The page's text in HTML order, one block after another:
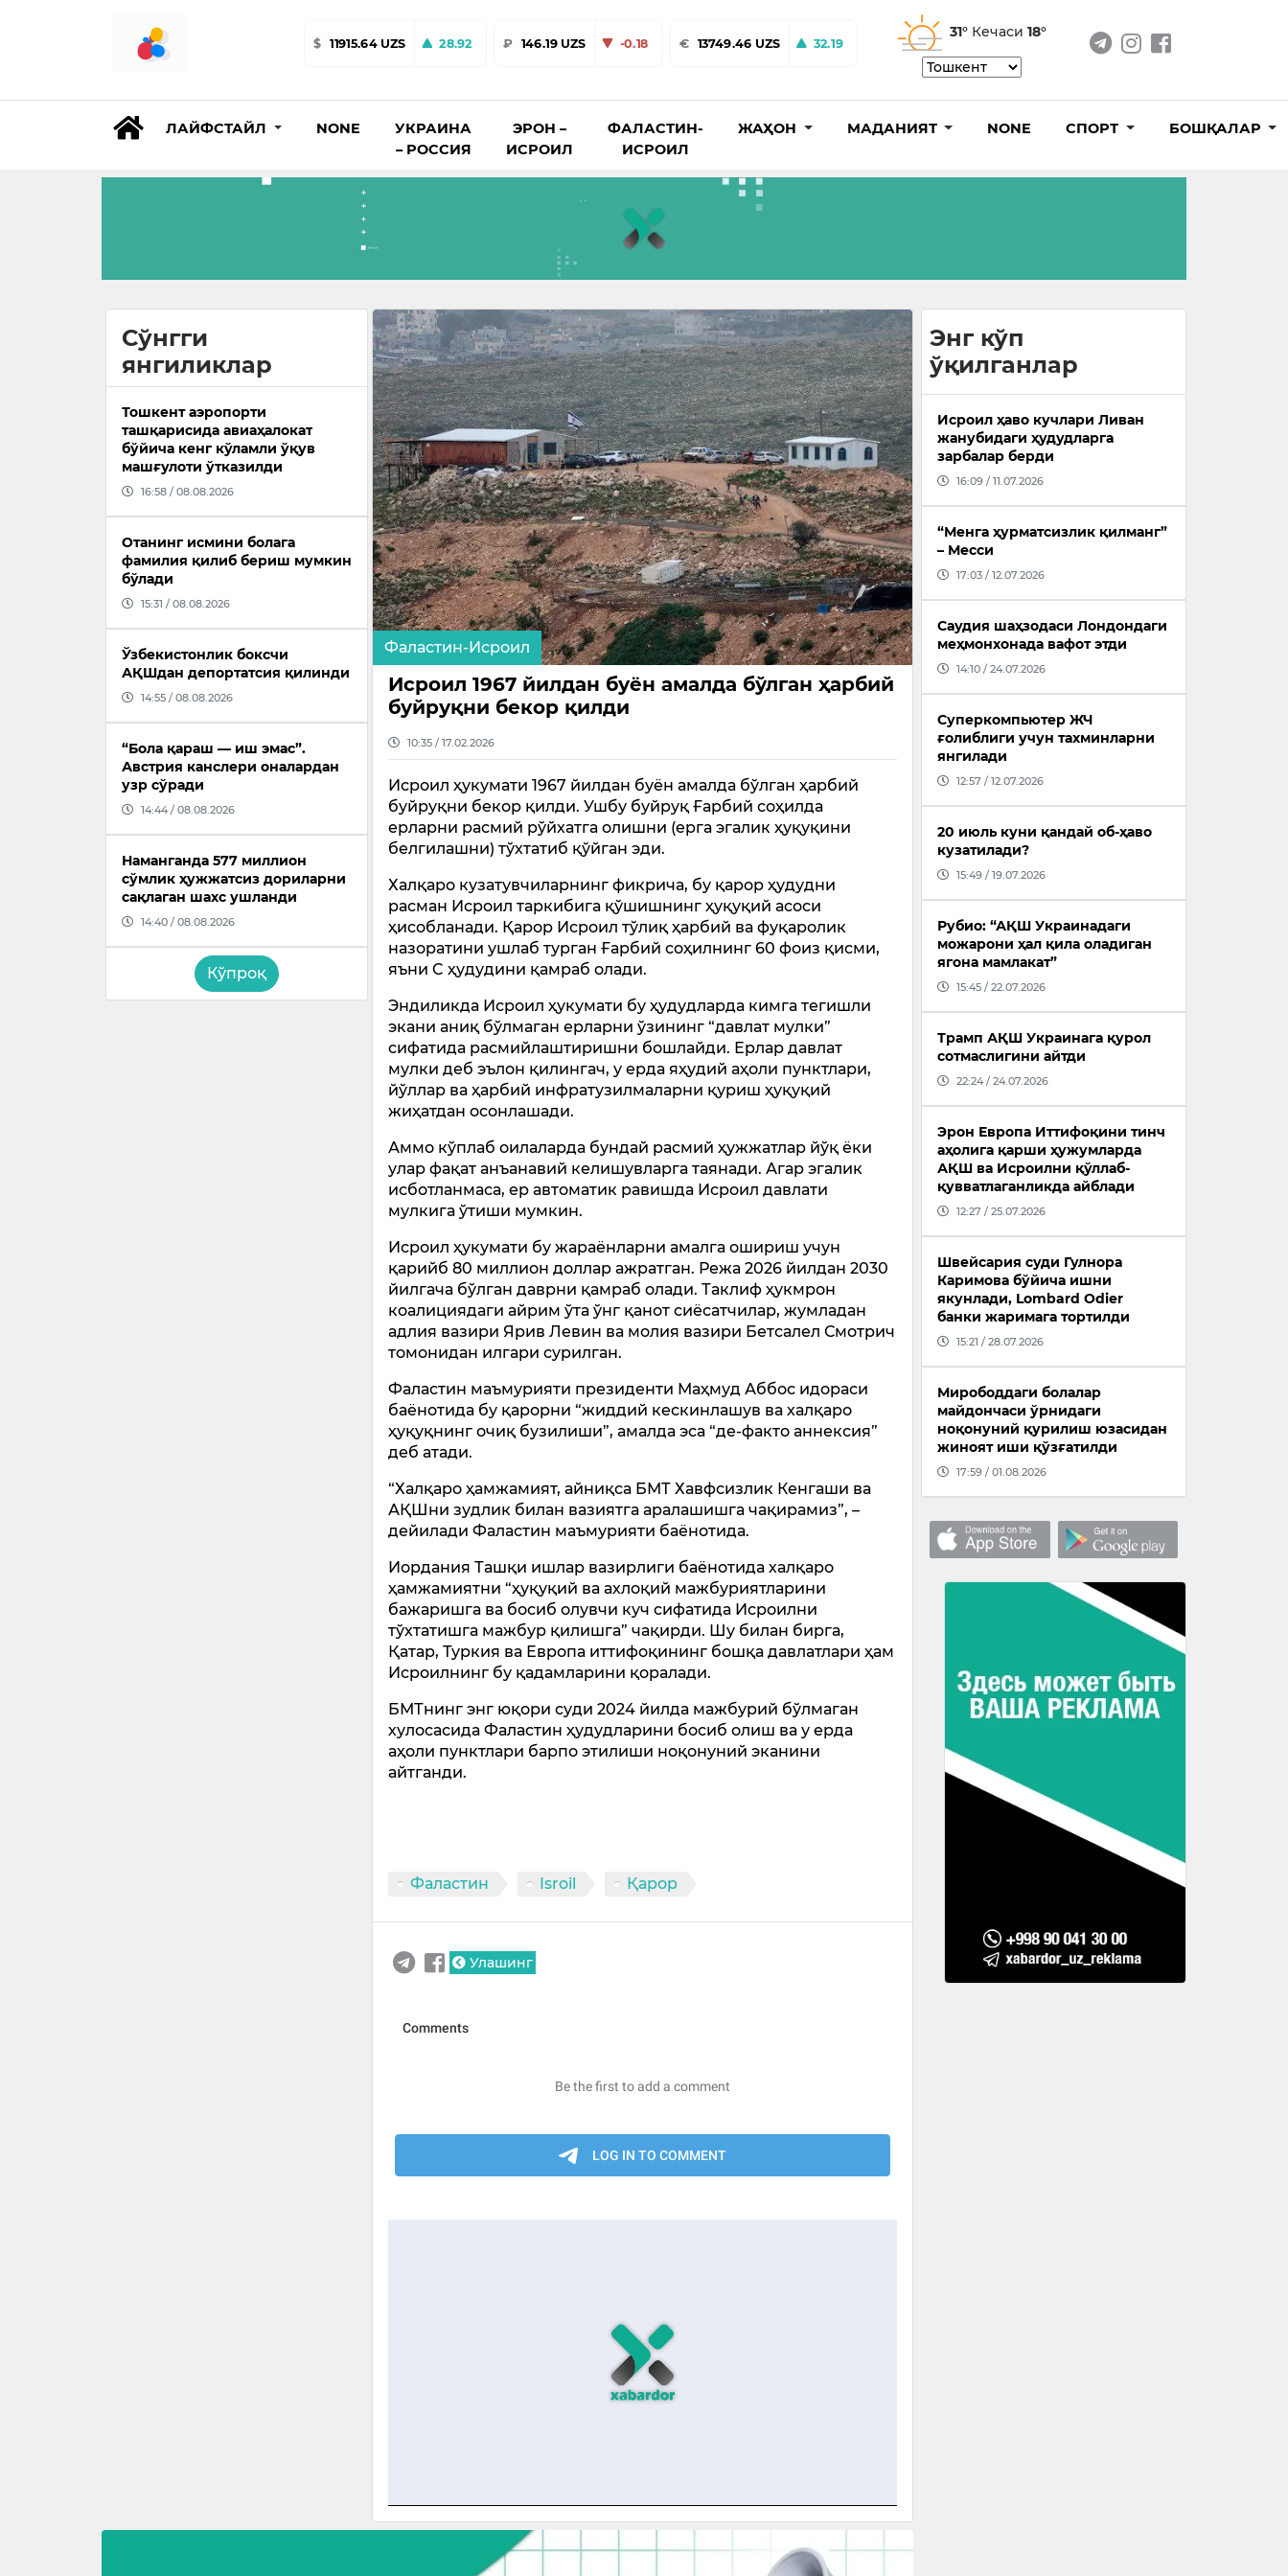
$ 11915.64 UZS 28.92 ₽ 146.19 UZS -0.18 € 13749.46 UZS 32.19
31° Кечаси 18°
ЛАЙФСТАЙЛ NONE
УКРАИНА
– РОССИЯ
ЭРОН –
ИСРОИЛ
ФАЛАСТИН-
ИСРОИЛ
ЖАҲОН МАДАНИЯТ NONE СПОРТ БОШҚАЛАР
Сўнгги
янгиликлар
Тошкент аэропорти
ташқарисида авиаҳалокат
бўйича кенг кўламли ўқув
машғулоти ўтказилди
16:58 / 08.08.2026
Отанинг исмини болага
фамилия қилиб бериш мумкин
бўлади
15:31 / 08.08.2026
Ўзбекистонлик боксчи
АҚШдан депортатсия қилинди
14:55 / 08.08.2026
“Бола қараш — иш эмас”.
Австрия канслери оналардан
узр сўради
14:44 / 08.08.2026
Наманганда 577 миллион
сўмлик ҳужжатсиз дориларни
сақлаган шахс ушланди
14:40 / 08.08.2026
Кўпроқ
Фаластин-Исроил
Исроил 1967 йилдан буён амалда бўлган ҳарбий
буйруқни бекор қилди
10:35 / 17.02.2026
Исроил ҳукумати 1967 йилдан буён амалда бўлган ҳарбий
буйруқни бекор қилди. Ушбу буйруқ Ғарбий соҳилда
ерларни расмий рўйхатга олишни (ерга эгалик ҳуқуқини
белгилашни) тўхтатиб қўйган эди.
Халқаро кузатувчиларнинг фикрича, бу қарор ҳудудни
расман Исроил таркибига қўшишнинг ҳуқуқий асоси
ҳисобланади. Қарор Исроил тўлиқ ҳарбий ва фуқаролик
назоратини ушлаб турган Ғарбий соҳилнинг 60 фоиз қисми,
яъни C ҳудудини қамраб олади.
Эндиликда Исроил ҳукумати бу ҳудудларда кимга тегишли
экани аниқ бўлмаган ерларни ўзининг “давлат мулки”
сифатида расмийлаштиришни бошлайди. Ерлар давлат
мулки деб эълон қилингач, у ерда яҳудий аҳоли пунктлари,
йўллар ва ҳарбий инфратузилмаларни қуриш ҳуқуқий
жиҳатдан осонлашади.
Аммо кўплаб оилаларда бундай расмий ҳужжатлар йўқ ёки
улар фақат анъанавий келишувларга таянади. Агар эгалик
исботланмаса, ер автоматик равишда Исроил давлати
мулкига ўтиши мумкин.
Исроил ҳукумати бу жараёнларни амалга ошириш учун
қарийб 80 миллион доллар ажратган. Режа 2026 йилдан 2030
йилгача бўлган даврни қамраб олади. Таклиф ҳукмрон
коалициядаги айрим ўта ўнг қанот сиёсатчилар, жумладан
адлия вазири Ярив Левин ва молия вазири Бетсалел Смотрич
томонидан илгари сурилган.
Фаластин маъмурияти президенти Маҳмуд Аббос идораси
баёнотида бу қарорни “жиддий кескинлашув ва халқаро
ҳуқуқнинг очиқ бузилиши”, амалда эса “де-факто аннексия”
деб атади.
“Халқаро ҳамжамият, айниқса БМТ Хавфсизлик Кенгаши ва
АҚШни зудлик билан вазиятга аралашишга чақирамиз”, –
дейилади Фаластин маъмурияти баёнотида.
Иордания Ташқи ишлар вазирлиги баёнотида халқаро
ҳамжамиятни “ҳуқуқий ва ахлоқий мажбуриятларини
бажаришга ва босиб олувчи куч сифатида Исроилни
тўхтатишга мажбур қилишга” чақирди. Шу билан бирга,
Қатар, Туркия ва Европа иттифоқининг бошқа давлатлари ҳам
Исроилнинг бу қадамларини қоралади.
БМТнинг энг юқори суди 2024 йилда мажбурий бўлмаган
хулосасида Фаластин ҳудудларини босиб олиш ва у ерда
аҳоли пунктлари барпо этилиши ноқонуний эканини
айтганди.
Фаластин Isroil Қарор
Улашинг
Энг кўп
ўқилганлар
Исроил ҳаво кучлари Ливан
жанубидаги ҳудудларга
зарбалар берди
16:09 / 11.07.2026
“Менга ҳурматсизлик қилманг”
– Месси
17:03 / 12.07.2026
Саудия шаҳзодаси Лондондаги
меҳмонхонада вафот этди
14:10 / 24.07.2026
Суперкомпьютер ЖЧ
ғолиблиги учун тахминларни
янгилади
12:57 / 12.07.2026
20 июль куни қандай об-ҳаво
кузатилади?
15:49 / 19.07.2026
Рубио: “АҚШ Украинадаги
можарони ҳал қила оладиган
ягона мамлакат”
15:45 / 22.07.2026
Трамп АҚШ Украинага қурол
сотмаслигини айтди
22:24 / 24.07.2026
Эрон Европа Иттифоқини тинч
аҳолига қарши ҳужумларда
АҚШ ва Исроилни қўллаб-
қувватлаганликда айблади
12:27 / 25.07.2026
Швейсария суди Гулнора
Каримова бўйича ишни
якунлади, Lombard Odier
банки жаримага тортилди
15:21 / 28.07.2026
Мирободдаги болалар
майдончаси ўрнидаги
ноқонуний қурилиш юзасидан
жиноят иши қўзғатилди
17:59 / 01.08.2026